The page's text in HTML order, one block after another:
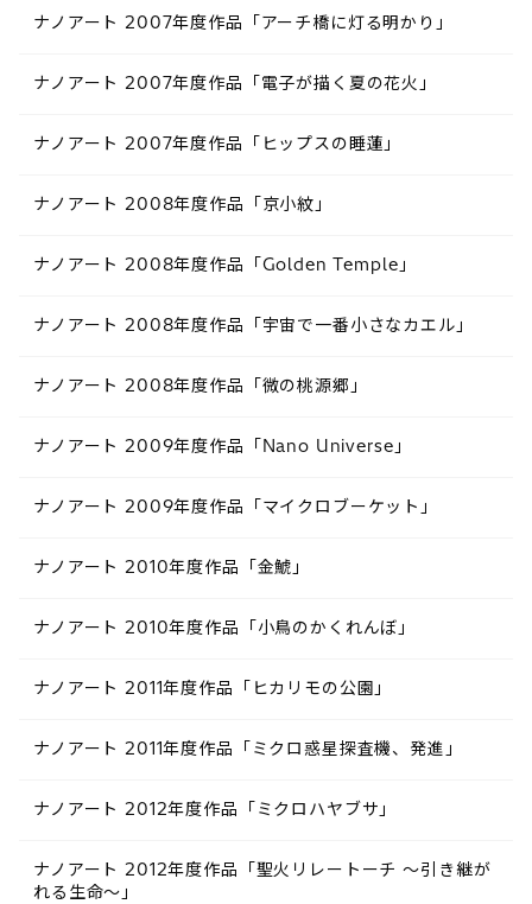
ナノアート 2007年度作品「アーチ橋に灯る明かり」
ナノアート 2007年度作品「電子が描く夏の花火」
ナノアート 2007年度作品「ヒップスの睡蓮」
ナノアート 2008年度作品「京小紋」
ナノアート 2008年度作品「Golden Temple」
ナノアート 2008年度作品「宇宙で一番小さなカエル」
ナノアート 2008年度作品「微の桃源郷」
ナノアート 2009年度作品「Nano Universe」
ナノアート 2009年度作品「マイクロブーケット」
ナノアート 2010年度作品「金鯱」
ナノアート 2010年度作品「小鳥のかくれんぼ」
ナノアート 2011年度作品「ヒカリモの公園」
ナノアート 2011年度作品「ミクロ惑星探査機、発進」
ナノアート 2012年度作品「ミクロハヤブサ」
ナノアート 2012年度作品「聖火リレートーチ ～引き継が
れる生命～」